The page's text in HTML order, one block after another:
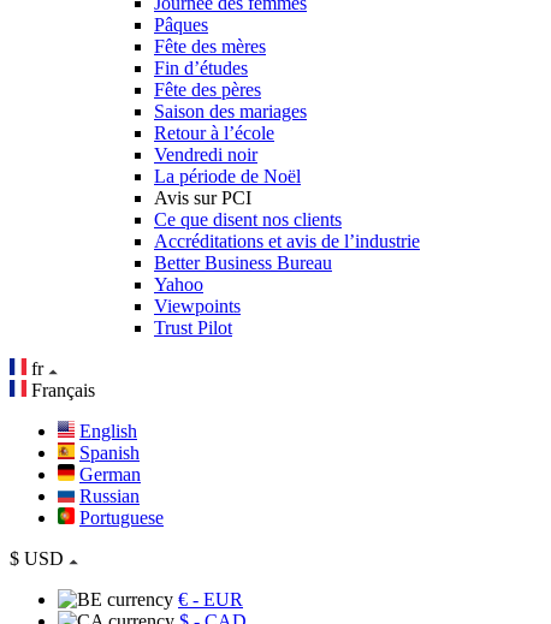
Pâques
Fête des mères
Fin d’études
Fête des pères
Saison des mariages
Retour à l’école
Vendredi noir
La période de Noël
Avis sur PCI
Ce que disent nos clients
Accréditations et avis de l’industrie
Better Business Bureau
Yahoo
Viewpoints
Trust Pilot
fr
Français
English
Spanish
German
Russian
Portuguese
$ USD
€ - EUR